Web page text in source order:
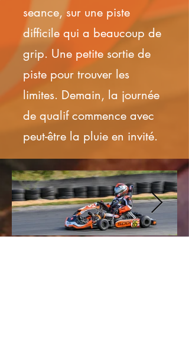
seance, sur une piste
difficile qui a beaucoup de
grip. Une petite sortie de
piste pour trouver les
limites. Demain, la journée
de qualif commence avec
peut-être la pluie en invité.